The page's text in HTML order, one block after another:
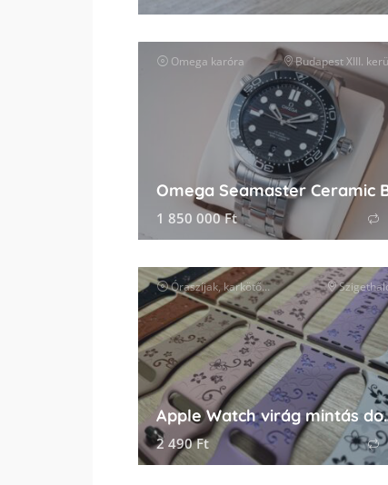
Omega karóra Budapest XIII.
1 850 000Ft
Óraszíjak, karkötők és tartozékok óra
Apple Watch
2 490Ft